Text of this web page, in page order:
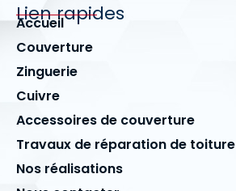
Lien rapides
Accueil
Couverture
Zinguerie
Cuivre
Accessoires de couverture
Travaux de réparation de toiture
Nos réalisations